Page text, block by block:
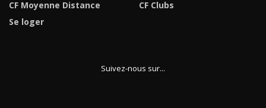
CF Moyenne Distance
CF Clubs
Se loger
Suivez-nous sur...